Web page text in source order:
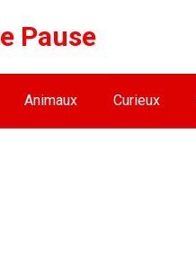
Pause
Animaux Curieux